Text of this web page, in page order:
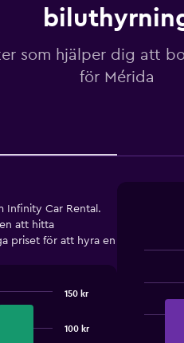
som hjälper dig att
för Mérida
Infinity Car Rental.
att hitta
priset för att hyra en
100 kr
150 kr
bars.